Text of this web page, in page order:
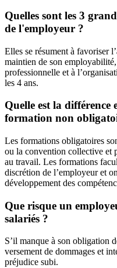
Quelles sont les 3
de l'employeur ?
Elles se résument à favoriser
maintien de son
professionnelle et à
les 4 ans.
Quelle est la
formation non
Les formations obligatoires
ou la convention collective et
au travail. Les formations
discrétion de l’employeur et
développement des
Que risque un
salariés ?
S’il manque à son obligation
versement de dommages et
préjudice subi.